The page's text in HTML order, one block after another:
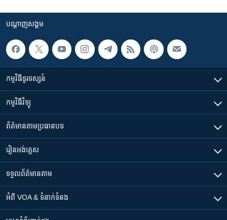
បណ្តាញ​សង្គម
កម្មវិធី​ទូរទស្សន៍
កម្មវិធី​វិទ្យុ
ព័ត៌មាន​តាមប្រធានបទ​
រៀន​​អង់គ្លេស
ទទួល​ព័ត៌មាន​តាម
អំពី​ VOA & ទំនាក់ទំនង